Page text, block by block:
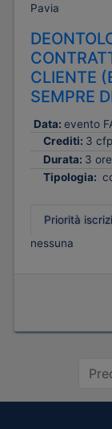
Pavia
CLIENTE
SEMPRE
Data: evento
Crediti: 3 cfp
Durata: 3 ore
Tipologia:
Priorità
nessuna